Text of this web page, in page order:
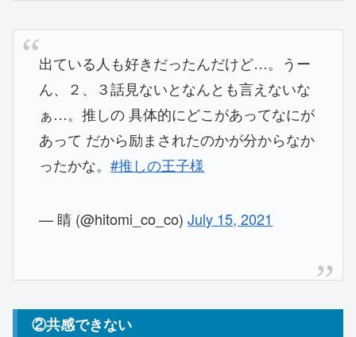
出ている人も好きだったんだけど…。うー
ん、２、３話見ないとなんとも言えないな
ぁ…。推しの 具体的にどこがあってなにが
あって だから励まされたのかが分からなか
ったかな。#推しの王子様
— 睛 (@hitomi_co_co)July 15, 2021
②共感できない